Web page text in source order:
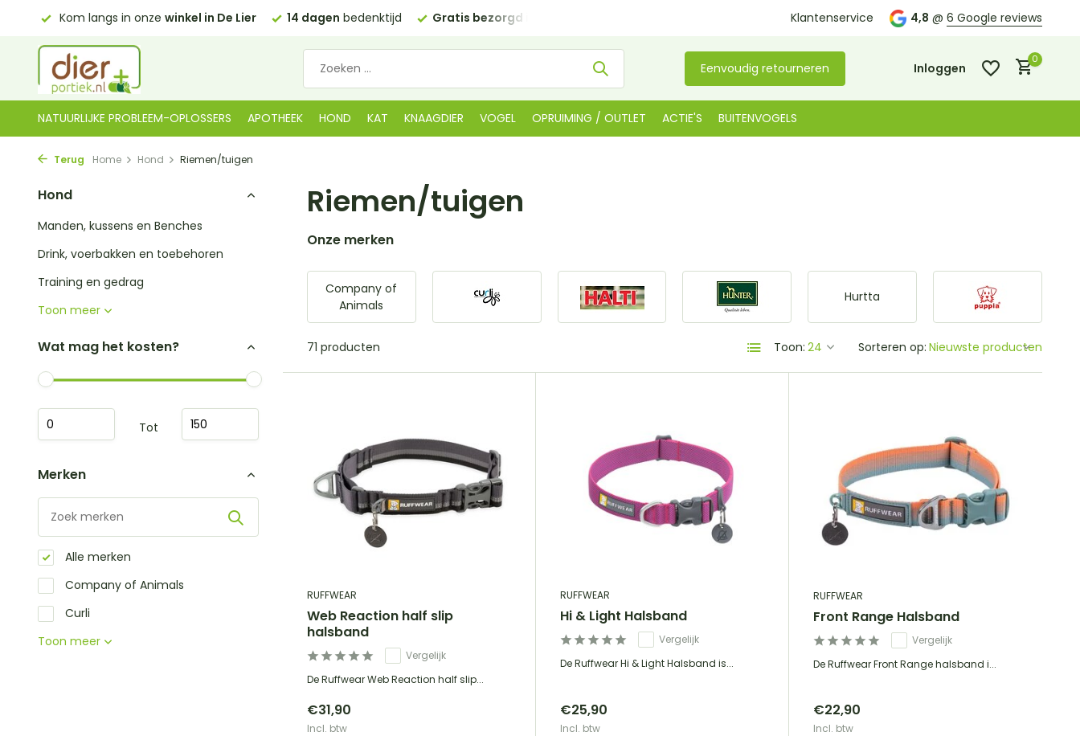
14 dagenbedenktijd Gratis bezorgd in NLvanaf €35 (BE €80,00) Kom langs in onze Klantenservice 4,8 @ 6 Google reviews
Eenvoudig retourneren Inloggen
0
NATUURLIJKE PROBLEEM-OPLOSSERS APOTHEEK HOND KAT KNAAGDIER VOGEL OPRUIMING / OUTLET ACTIE'S BUITENVOGELS
Terug Home Hond Riemen/tuigen
Hond
Manden, kussens en Benches
Drink, voerbakken en toebehoren
Training en gedrag
Toon meer
Wat mag het kosten?
Tot
Merken
Alle merken
Company of Animals
Curli
Toon meer
Riemen/tuigen
Onze merken
Company of
Animals
Hurtta
71 producten Toon: Sorteren op:
RUFFWEAR
Web Reaction half slip
halsband
Vergelijk
De Ruffwear Web Reaction half slip...
€31,90
Incl. btw
RUFFWEAR
Hi & Light Halsband
Vergelijk
De Ruffwear Hi & Light Halsband is...
€25,90
Incl. btw
RUFFWEAR
Front Range Halsband
Vergelijk
De Ruffwear Front Range halsband i...
€22,90
Incl. btw